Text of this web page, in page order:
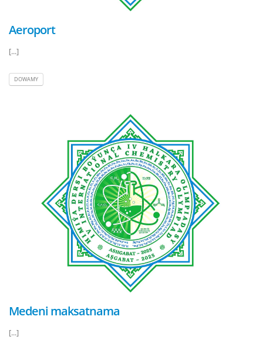
Aeroport
[...]
DOWAMY
Medeni maksatnama
[...]